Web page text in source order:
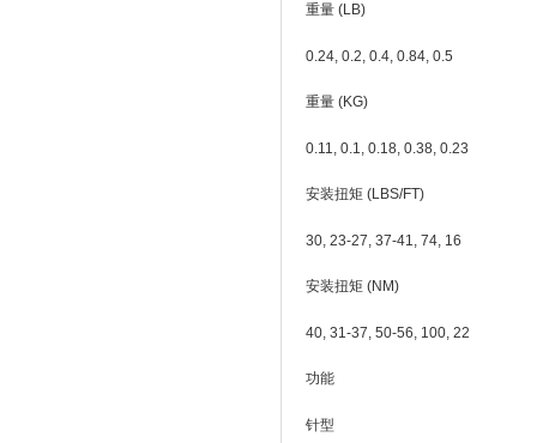
重量 (LB)
0.24, 0.2, 0.4, 0.84, 0.5
重量 (KG)
0.11, 0.1, 0.18, 0.38, 0.23
安装扭矩 (LBS/FT)
30, 23-27, 37-41, 74, 16
安装扭矩 (NM)
40, 31-37, 50-56, 100, 22
功能
针型